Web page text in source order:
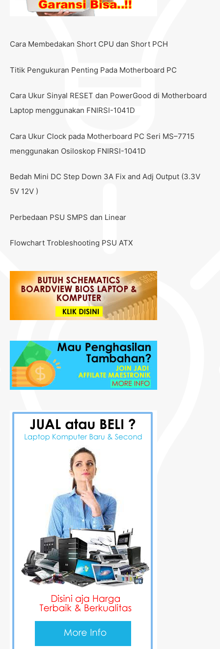
Cara Membedakan Short CPU dan Short PCH
Titik Pengukuran Penting Pada Motherboard PC
Cara Ukur Sinyal RESET dan PowerGood di Motherboard
Laptop menggunakan FNIRSI-1041D
Cara Ukur Clock pada Motherboard PC Seri MS–7715
menggunakan Osiloskop FNIRSI-1041D
Bedah Mini DC Step Down 3A Fix and Adj Output (3.3V
5V 12V )
Perbedaan PSU SMPS dan Linear
Flowchart Trobleshooting PSU ATX